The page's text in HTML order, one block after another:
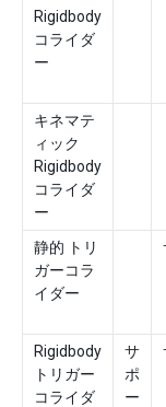
Rigidbody
コライダ
ー
キネマテ
ィック
Rigidbody
コライダ
ー
静的 トリ
ガーコラ
イダー
Rigidbody
トリガー
コライダ
サ
ポ
ー